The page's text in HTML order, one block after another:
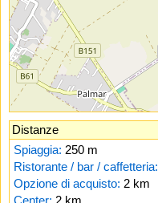
Distanze
Spiaggia: 250 m
Ristorante / bar / caffetteria:
Opzione di acquisto: 2 km